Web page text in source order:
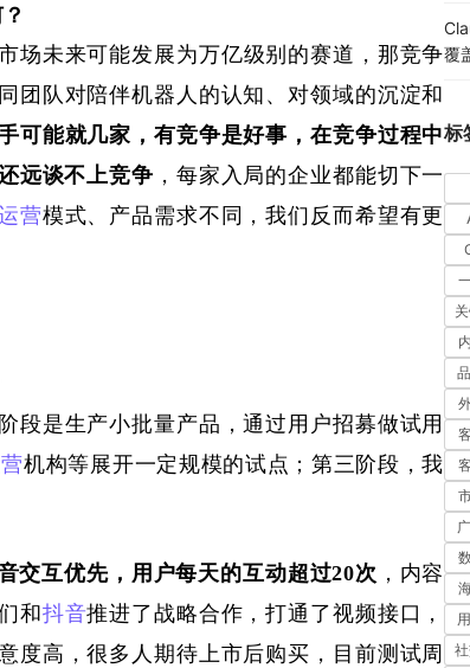
场未来可能发展为万亿级别的赛道，那竞争
团队对陪伴机器人的认知、 对领域的沉淀和
可能就几家，有竞争是好事，在竞争过程中
远谈不上竞争 ， 每家 入局的企业都能切下一
营模式、产品需求不同，我们反而希望有更
段是生产小批量产品，通过用户招募做试用
机构等展开一定规模的试点； 第三阶段，我
交互优先， 用户每天的互动超过20次 ，内容
和抖音推进了战略合作，打通了视频接口，
度高，很多人期待上市后购买，目前测试周
覆
标